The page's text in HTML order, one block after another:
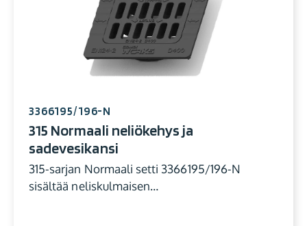
3366195/196-N
315 Normaali neliökehys ja
sadevesikansi
315-sarjan Normaali setti 3366195/196-N
sisältää neliskulmaisen…